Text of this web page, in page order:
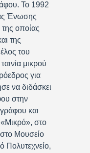
Το 1992
Ένωσης
οποίας
της
του
μικρού
για
να διδάσκει
στην
και
στο
Μουσείο
Πολυτεχνείο,